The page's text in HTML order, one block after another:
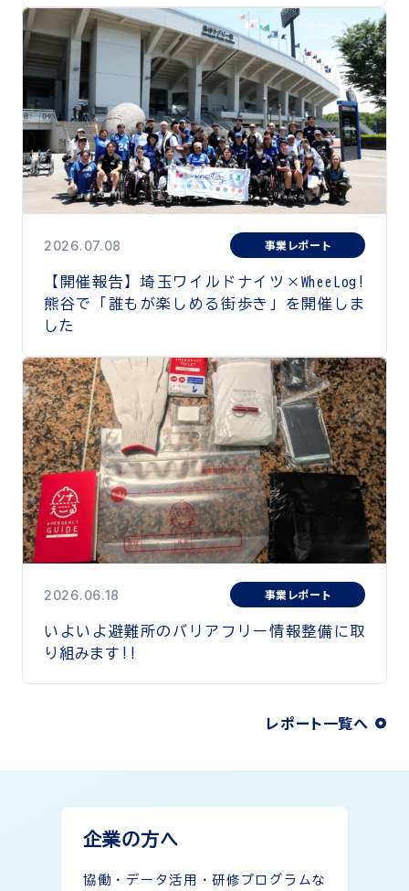
2026.07.08 事業レポート
【開催報告】埼玉ワイルドナイツ×WheeLog!
熊谷で「誰もが楽しめる街歩き」を開催しま
した
2026.06.18 事業レポート
いよいよ避難所のバリアフリー情報整備に取
り組みます!!
レポート一覧へ
企業の方へ
協働・データ活用・研修プログラムな